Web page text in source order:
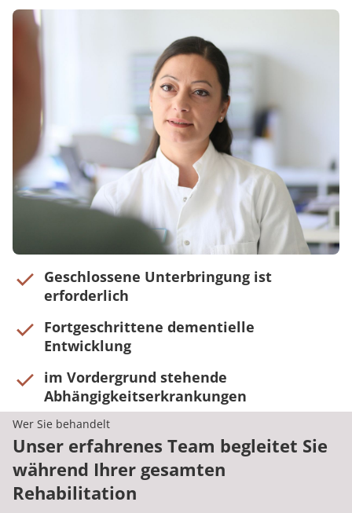
Geschlossene Unterbringung ist
erforderlich
Fortgeschrittene dementielle
Entwicklung
im Vordergrund stehende
Abhängigkeitserkrankungen
Wer Sie behandelt
Unser erfahrenes Team begleitet Sie
während Ihrer gesamten
Rehabilitation